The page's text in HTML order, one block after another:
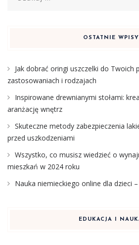
OSTATNIE WPISY
Jak dobrać oringi uszczelki do Twoich
zastosowaniach i rodzajach
Inspirowane drewnianymi stołami:
aranżację wnętrz
Skuteczne metody zabezpieczenia
przed uszkodzeniami
Wszystko, co musisz wiedzieć o
mieszkań w 2024 roku
Nauka niemieckiego online dla dzieci –
EDUKACJA I